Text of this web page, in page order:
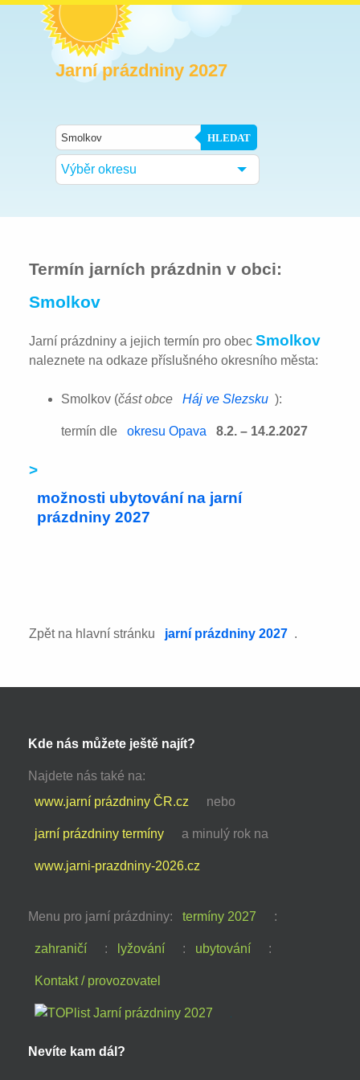
Jarní prázdniny 2027
HLEDAT
Výběr okresu
Termín jarních prázdnin v obci:
Smolkov
Jarní prázdniny a jejich termín pro obecSmolkov
naleznete na odkaze příslušného okresního města:
Smolkov (část obce Háj ve Slezsku ):
termín dle okresu Opava 8.2. – 14.2.2027
>
možnosti ubytování na jarní
prázdniny 2027
Zpět na hlavní stránku jarní prázdniny 2027 .
Kde nás můžete ještě najít?
Najdete nás také na:
www.jarní prázdniny ČR.cz
nebo
jarní prázdniny termíny a minulý rok na
www.jarni-prazdniny-2026.cz
Menu pro jarní prázdniny: termíny 2027 :
zahraničí : lyžování : ubytování :
Kontakt / provozovatel
Nevíte kam dál?